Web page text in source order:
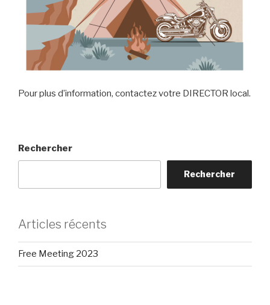
Pour plus d’information, contactez votre DIRECTOR local.
Rechercher
Rechercher
Articles récents
Free Meeting 2023